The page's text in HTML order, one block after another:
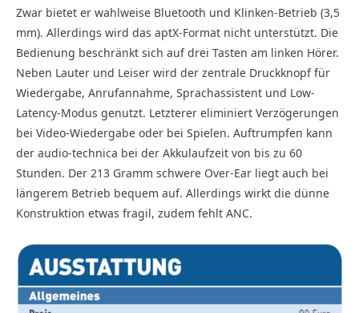
Zwar bietet er wahlweise Bluetooth und Klinken-Betrieb (3,5
mm). Allerdings wird das aptX-Format nicht unterstützt. Die
Bedienung beschränkt sich auf drei Tasten am linken Hörer.
Neben Lauter und Leiser wird der zentrale Druckknopf für
Wiedergabe, Anrufannahme, Sprachassistent und Low-
Latency-Modus genutzt. Letzterer eliminiert Verzögerungen
bei Video-Wiedergabe oder bei Spielen. Auftrumpfen kann
der audio-technica bei der Akkulaufzeit von bis zu 60
Stunden. Der 213 Gramm schwere Over-Ear liegt auch bei
längerem Betrieb bequem auf. Allerdings wirkt die dünne
Konstruktion etwas fragil, zudem fehlt ANC.